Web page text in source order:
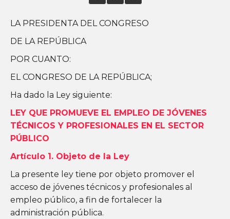
LA PRESIDENTA DEL CONGRESO
DE LA REPÚBLICA
POR CUANTO:
EL CONGRESO DE LA REPÚBLICA;
Ha dado la Ley siguiente:
LEY QUE PROMUEVE EL EMPLEO DE JÓVENES
TÉCNICOS Y PROFESIONALES EN EL SECTOR
PÚBLICO
Artículo 1. Objeto de la Ley
La presente ley tiene por objeto promover el
acceso de jóvenes técnicos y profesionales al
empleo público, a fin de fortalecer la
administración pública.